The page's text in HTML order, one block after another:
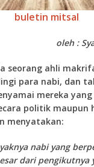
buletin mitsal
oleh :
seorang ahli
para nabi, dan
mereka
politik maupun
menyatakan:
nabi yang
dari pengikutnya